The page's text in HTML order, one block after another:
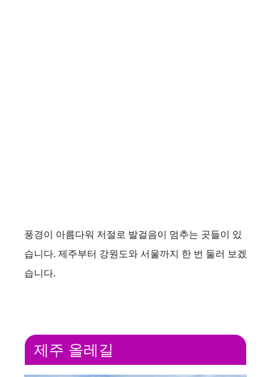
풍경이 아름다워 저절로 발걸음이 멈추는 곳들이 있
습니다. 제주부터 강원도와 서울까지 한 번 둘러 보겠
습니다.
제주 올레길